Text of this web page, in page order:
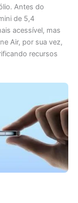
Antes do
de 5,4
acessível, mas
Air, por sua vez,
recursos